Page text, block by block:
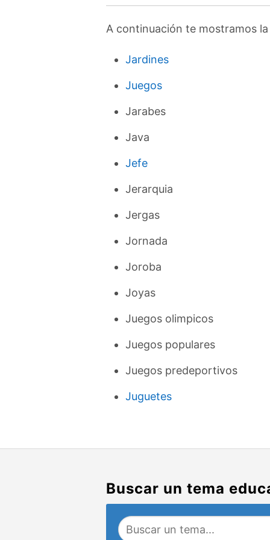
A continuación te mostramos
Jardines
Juegos
Jarabes
Java
Jefe
Jerarquia
Jergas
Jornada
Joroba
Joyas
Juegos olimpicos
Juegos populares
Juegos predeportivos
Juguetes
Buscar un tema